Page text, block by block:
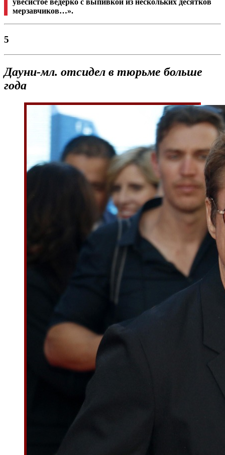
мерзавчиков…».
5
Дауни-мл. отсидел в тюрьме больше
года